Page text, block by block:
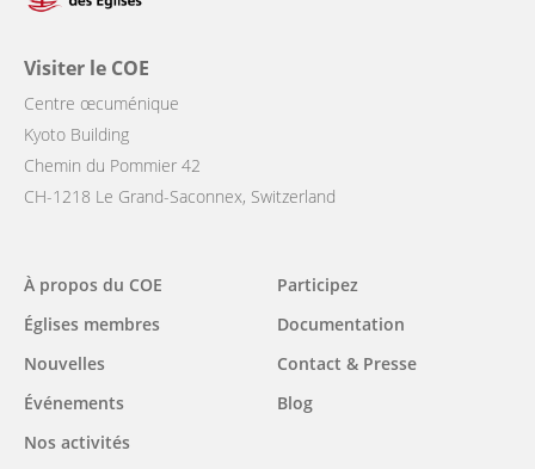
Visiter le COE
Centre œcuménique
Kyoto Building
Chemin du Pommier 42
CH-1218 Le Grand-Saconnex, Switzerland
Main
navigation
À propos du COE
Églises membres
Nouvelles
Événements
Nos activités
Participez
Documentation
Contact & Presse
Blog